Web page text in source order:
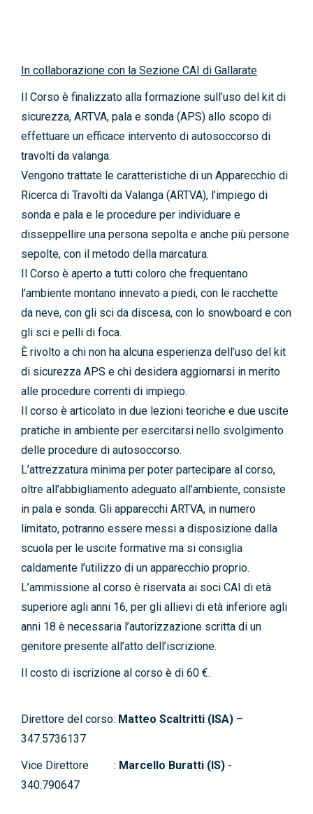
In collaborazione con la Sezione CAI di Gallarate
Il Corso è finalizzato alla formazione sull’uso del kit di
sicurezza, ARTVA, pala e sonda (APS) allo scopo di
effettuare un efficace intervento di autosoccorso di
travolti da valanga.
Vengono trattate le caratteristiche di un Apparecchio di
Ricerca di Travolti da Valanga (ARTVA), l’impiego di
sonda e pala e le procedure per individuare e
disseppellire una persona sepolta e anche più persone
sepolte, con il metodo della marcatura.
Il Corso è aperto a tutti coloro che frequentano
l’ambiente montano innevato a piedi, con le racchette
da neve, con gli sci da discesa, con lo snowboard e con
gli sci e pelli di foca.
È rivolto a chi non ha alcuna esperienza dell’uso del kit
di sicurezza APS e chi desidera aggiornarsi in merito
alle procedure correnti di impiego.
Il corso è articolato in due lezioni teoriche e due uscite
pratiche in ambiente per esercitarsi nello svolgimento
delle procedure di autosoccorso.
L’attrezzatura minima per poter partecipare al corso,
oltre all’abbigliamento adeguato all’ambiente, consiste
in pala e sonda. Gli apparecchi ARTVA, in numero
limitato, potranno essere messi a disposizione dalla
scuola per le uscite formative ma si consiglia
caldamente l’utilizzo di un apparecchio proprio.
L’ammissione al corso è riservata ai soci CAI di età
superiore agli anni 16, per gli allievi di età inferiore agli
anni 18 è necessaria l’autorizzazione scritta di un
genitore presente all’atto dell’iscrizione.
Il costo di iscrizione al corso è di 60 €.
Direttore del corso: Matteo Scaltritti (ISA) –
347.5736137
Vice Direttore : Marcello Buratti (IS) -
340.790647